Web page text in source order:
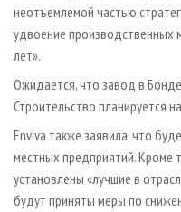
неотъемлемой частью
удвоение производственных
лет».
Ожидается, что завод в
Строительство планируется
Enviva также заявила, что
местных предприятий. Кроме
установлены «лучшие в
будут приняты меры по